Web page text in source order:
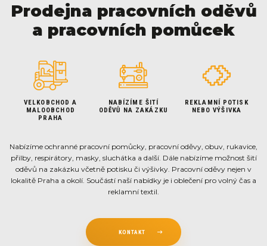
Prodejna pracovních oděvů
a pracovních pomůcek
VELKOBCHOD A
MALOOBCHOD
PRAHA
NABÍZÍME ŠITÍ
ODĚVŮ NA ZAKÁZKU
REKLAMNÍ POTISK
NEBO VÝŠIVKA
Nabízíme ochranné pracovní pomůcky, pracovní oděvy, obuv, rukavice,
přilby, respirátory, masky, sluchátka a další. Dále nabízíme možnost šití
oděvů na zakázku včetně potisku či výšivky. Pracovní oděvy nejen v
lokalitě Praha a okolí. Součástí naší nabídky je i oblečení pro volný čas a
reklamní textil.
KONTAKT